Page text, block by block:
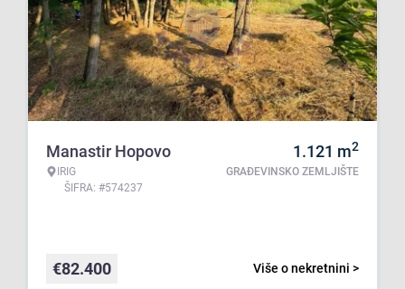
Manastir Hopovo
IRIG
ŠIFRA: #574237
1.121 m2
GRAĐEVINSKO ZEMLJIŠTE
Više o nekretnini >
€82.400